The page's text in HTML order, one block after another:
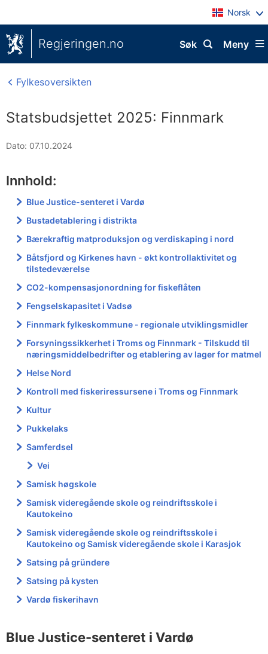
Norsk
Regjeringen.no Meny
Søk
Fylkesoversikten
Statsbudsjettet 2025: Finnmark
Dato: 07.10.2024
Innhold:
Blue Justice-senteret i Vardø
Bustadetablering i distrikta
Bærekraftig matproduksjon og verdiskaping i nord
Båtsfjord og Kirkenes havn - økt kontrollaktivitet og
tilstedeværelse
CO2-kompensasjonordning for fiskeflåten
Fengselskapasitet i Vadsø
Finnmark fylkeskommune - regionale utviklingsmidler
Forsyningssikkerhet i Troms og Finnmark - Tilskudd til
nærings­middelbedrifter og etablering av lager for matmel
Helse Nord
Kontroll med fiskeriressursene i Troms og Finnmark
Kultur
Pukkelaks
Samferdsel
Vei
Samisk høgskole
Samisk videregående skole og reindriftsskole i
Kautokeino
Samisk videregående skole og reindriftsskole i
Kautokeino og Samisk videregående skole i Karasjok
Satsing på gründere
Satsing på kysten
Vardø fiskerihavn
Blue Justice-senteret i Vardø